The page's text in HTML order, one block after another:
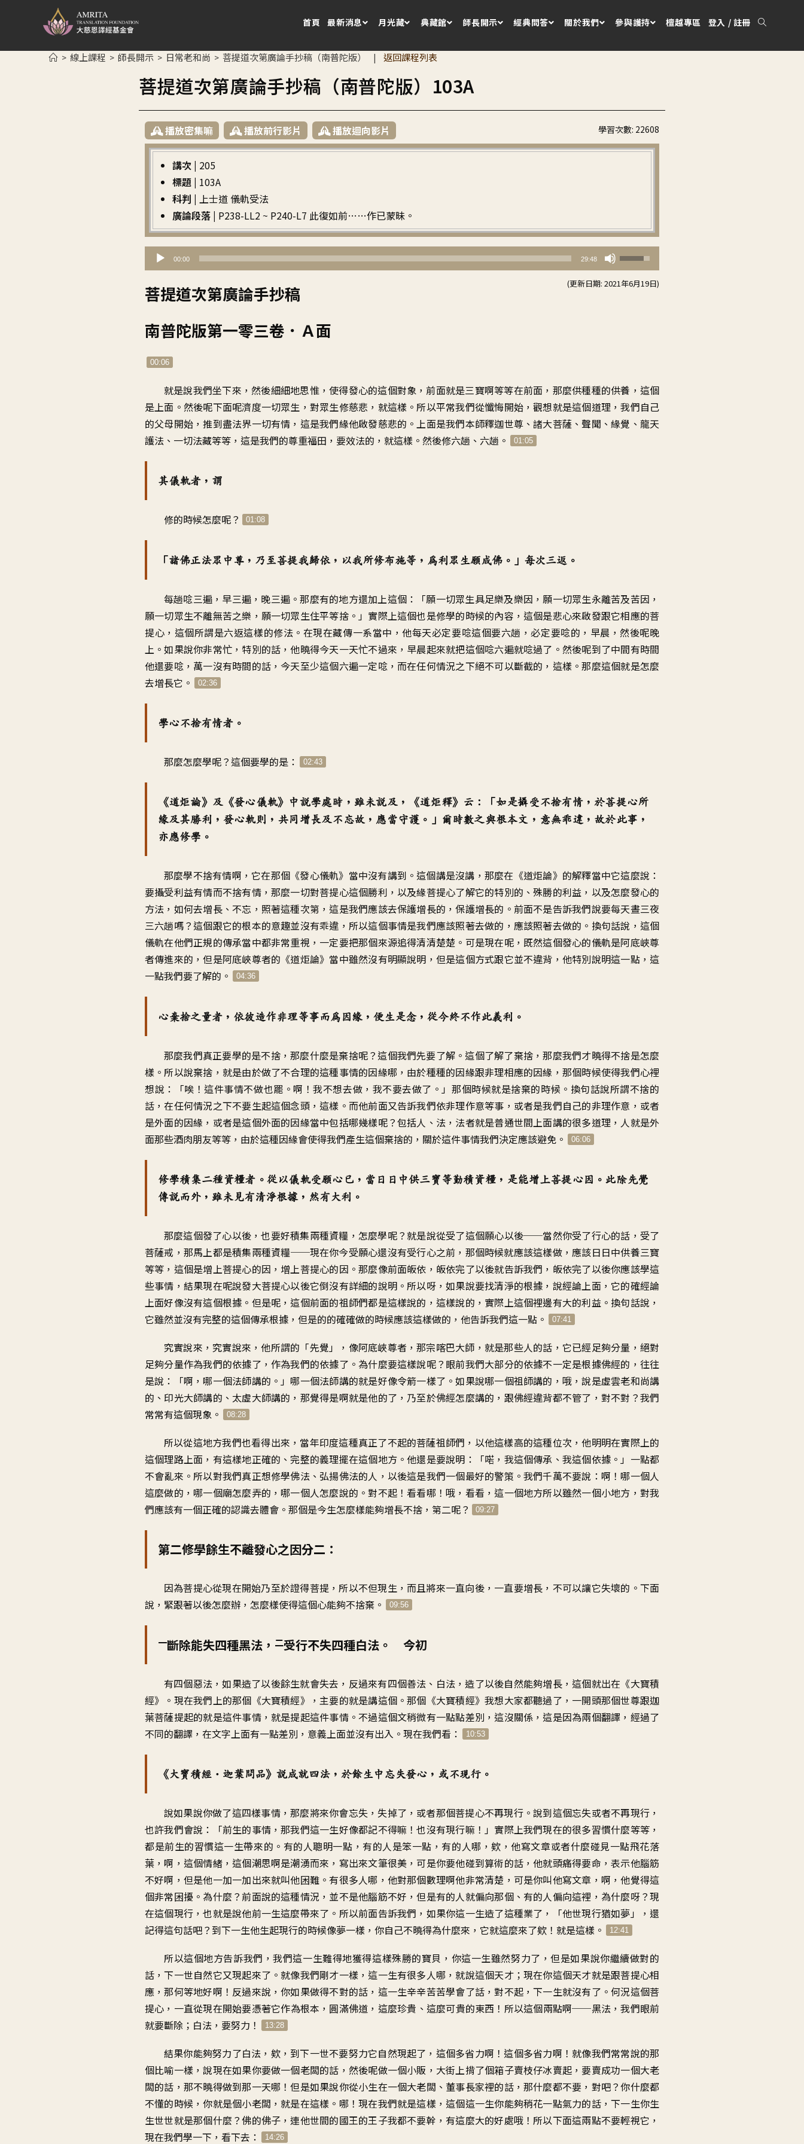
首頁 最新消息 月光藏 典藏館 師長開示 經典問答 關於我們 參與護持 檀越專區 登入 / 註冊
> 線上課程 > 師長開示 > 日常老和尚 > 菩提道次第廣論手抄稿（南普陀版） | 返回課程列表
菩提道次第廣論手抄稿（南普陀版）103A
播放密集嘛 播放前行影片 播放迴向影片 學習次數: 22608
繁中
講次 | 205
標題 | 103A
科判 | 上士道 儀軌受法
廣論段落 | P238-LL2 ~ P240-L7 此復如前……作已蒙昧。
訊
播
放
器
00:00 29:48
使
用
向
提
高
或
(更新日期: 2021年6月19日)
菩提道次第廣論手抄稿
南普陀版第一零三卷．Ａ面
00:06
就是說我們坐下來，然後細細地思惟，使得發心的這個對象，前面就是三寶啊等等在前面，那麼供種種的供養，這個
是上面。然後呢下面呢濟度一切眾生，對眾生修慈悲，就這樣。所以平常我們從懺悔開始，觀想就是這個道理，我們自己
的父母開始，推到盡法界一切有情，這是我們緣他啟發慈悲的。上面是我們本師釋迦世尊、諸大菩薩、聲聞、緣覺、龍天
護法、一切法藏等等，這是我們的尊重福田，要效法的，就這樣。然後修六趟、六趟。
01:05
其儀軌者，謂
修的時候怎麼呢？ 01:08
「諸佛正法眾中尊，乃至菩提我歸依，以我所修布施等，為利眾生願成佛。」每次三返。
每趟唸三遍，早三遍，晚三遍。那麼有的地方還加上這個：「願一切眾生具足樂及樂因，願一切眾生永離苦及苦因，
願一切眾生不離無苦之樂，願一切眾生住平等捨。」實際上這個也是修學的時候的內容，這個是悲心來啟發跟它相應的菩
提心，這個所謂是六返這樣的修法。在現在藏傳一系當中，他每天必定要唸這個要六趟，必定要唸的，早晨，然後呢晚
上。如果說你非常忙，特別的話，他曉得今天一天忙不過來，早晨起來就把這個唸六遍就唸過了。然後呢到了中間有時間
他還要唸，萬一沒有時間的話，今天至少這個六遍一定唸，而在任何情況之下絕不可以斷截的，這樣。那麼這個就是怎麼
去增長它。
02:36
學心不捨有情者。
那麼怎麼學呢？這個要學的是： 02:43
《道炬論》及《發心儀軌》中說學處時，雖未說及，《道炬釋》云：「如是攝受不捨有情，於菩提心所
緣及其勝利，發心軌則，共同增長及不忘故，應當守護。」爾時數之與根本文，意無乖違，故於此事，
亦應修學。
那麼學不捨有情啊，它在那個《發心儀軌》當中沒有講到。這個講是沒講，那麼在《道炬論》的解釋當中它這麼說：
要攝受利益有情而不捨有情，那麼一切對菩提心這個勝利，以及緣菩提心了解它的特別的、殊勝的利益，以及怎麼發心的
方法，如何去增長、不忘，照著這種次第，這是我們應該去保護增長的，保護增長的。前面不是告訴我們說要每天晝三夜
三六趟嗎？這個跟它的根本的意趣並沒有乖違，所以這個事情是我們應該照著去做的，應該照著去做的。換句話說，這個
儀軌在他們正規的傳承當中都非常重視，一定要把那個來源追得清清楚楚。可是現在呢，既然這個發心的儀軌是阿底峽尊
者傳進來的，但是阿底峽尊者的《道炬論》當中雖然沒有明顯說明，但是這個方式跟它並不違背，他特別說明這一點，這
一點我們要了解的。
04:36
心棄捨之量者，依彼造作非理等事而為因緣，便生是念，從今終不作此義利。
那麼我們真正要學的是不捨，那麼什麼是棄捨呢？這個我們先要了解。這個了解了棄捨，那麼我們才曉得不捨是怎麼
樣。所以說棄捨，就是由於做了不合理的這種事情的因緣哪，由於種種的因緣跟非理相應的因緣，那個時候使得我們心裡
想說：「唉！這件事情不做也罷。啊！我不想去做，我不要去做了。」那個時候就是捨棄的時候。換句話說所謂不捨的
話，在任何情況之下不要生起這個念頭，這樣。而他前面又告訴我們依非理作意等事，或者是我們自己的非理作意，或者
是外面的因緣，或者是這個外面的因緣當中包括哪幾樣呢？包括人、法，法者就是普通世間上面講的很多道理，人就是外
面那些酒肉朋友等等，由於這種因緣會使得我們產生這個棄捨的，關於這件事情我們決定應該避免。
06:06
修學積集二種資糧者。從以儀軌受願心已，當日日中供三寶等勤積資糧，是能增上菩提心因。此除先覺
傳說而外，雖未見有清淨根據，然有大利。
那麼這個發了心以後，也要好積集兩種資糧，怎麼學呢？就是說從受了這個願心以後──當然你受了行心的話，受了
菩薩戒，那馬上都是積集兩種資糧──現在你今受願心還沒有受行心之前，那個時候就應該這樣做，應該日日中供養三寶
等等，這個是增上菩提心的因，增上菩提心的因。那麼像前面皈依，皈依完了以後就告訴我們，皈依完了以後你應該學這
些事情，結果現在呢說發大菩提心以後它倒沒有詳細的說明。所以呀，如果說要找清淨的根據，說經論上面，它的確經論
上面好像沒有這個根據。但是呢，這個前面的祖師們都是這樣說的，這樣說的，實際上這個裡邊有大的利益。換句話說，
它雖然並沒有完整的這個傳承根據，但是的的確確做的時候應該這樣做的，他告訴我們這一點。
07:41
究實說來，究實說來，他所謂的「先覺」，像阿底峽尊者，那宗喀巴大師，就是那些人的話，它已經足夠分量，絕對
足夠分量作為我們的依據了，作為我們的依據了。為什麼要這樣說呢？眼前我們大部分的依據不一定是根據佛經的，往往
是說：「啊，哪一個法師講的。」哪一個法師講的就是好像令箭一樣了。如果說哪一個祖師講的，哦，說是虛雲老和尚講
的、印光大師講的、太虛大師講的，那覺得是啊就是他的了，乃至於佛經怎麼講的，跟佛經違背都不管了，對不對？我們
常常有這個現象。
08:28
所以從這地方我們也看得出來，當年印度這種真正了不起的菩薩祖師們，以他這樣高的這種位次，他明明在實際上的
這個理路上面，有這樣地正確的、完整的義理擺在這個地方。他還是要說明：「喏，我這個傳承、我這個依據。」一點都
不會亂來。所以對我們真正想修學佛法、弘揚佛法的人，以後這是我們一個最好的警策。我們千萬不要說：啊！哪一個人
這麼做的，哪一個廟怎麼弄的，哪一個人怎麼說的。對不起！看看哪！哦，看看，這一個地方所以雖然一個小地方，對我
們應該有一個正確的認識去體會。那個是今生怎麼樣能夠增長不捨，第二呢？
09:27
第二修學餘生不離發心之因分二：
因為菩提心從現在開始乃至於證得菩提，所以不但現生，而且將來一直向後，一直要增長，不可以讓它失壞的。下面
說，緊跟著以後怎麼辦，怎麼樣使得這個心能夠不捨棄。
09:56
一斷除能失四種黑法， 二受行不失四種白法。 今初
有四個惡法，如果造了以後餘生就會失去，反過來有四個善法、白法，造了以後自然能夠增長，這個就出在《大寶積
經》。現在我們上的那個《大寶積經》，主要的就是講這個。那個《大寶積經》我想大家都聽過了，一開頭那個世尊跟迦
葉菩薩提起的就是這件事情，就是提起這件事情。不過這個文稍微有一點點差別，這沒關係，這是因為兩個翻譯，經過了
不同的翻譯，在文字上面有一點差別，意義上面並沒有出入。現在我們看：
10:53
《大寶積經‧迦葉問品》說成就四法，於餘生中忘失發心，或不現行。
說如果說你做了這四樣事情，那麼將來你會忘失，失掉了，或者那個菩提心不再現行。說到這個忘失或者不再現行，
也許我們會說：「前生的事情，那我們這一生好像都記不得嘛！也沒有現行嘛！」實際上我們現在的很多習慣什麼等等，
都是前生的習慣這一生帶來的。有的人聰明一點，有的人是笨一點，有的人哪，欸，他寫文章或者什麼碰見一點飛花落
葉，啊，這個情緒，這個潮思啊是潮湧而來，寫出來文筆很美，可是你要他碰到算術的話，他就頭痛得要命，表示他腦筋
不好啊，但是他一加一加出來就叫他困難。有很多人哪，他對那個數理啊他非常清楚，可是你叫他寫文章，啊，他覺得這
個非常困擾。為什麼？前面說的這種情況，並不是他腦筋不好，但是有的人就偏向那個、有的人偏向這裡，為什麼呀？現
在這個現行，也就是說他前一生這麼帶來了。所以前面告訴我們，如果你這一生造了這種業了，「他世現行猶如夢」，還
記得這句話吧？到下一生他生起現行的時候像夢一樣，你自己不曉得為什麼來，它就這麼來了欸！就是這樣。
12:41
所以這個地方告訴我們，我們這一生難得地獲得這樣殊勝的寶貝，你這一生雖然努力了，但是如果說你繼續做對的
話，下一世自然它又現起來了。就像我們剛才一樣，這一生有很多人哪，就說這個天才；現在你這個天才就是跟菩提心相
應，那何等地好啊！反過來說，你如果做得不對的話，這一生辛辛苦苦學會了話，對不起，下一生就沒有了。何況這個菩
提心，一直從現在開始要憑著它作為根本，圓滿佛道，這麼珍貴、這麼可貴的東西！所以這個兩點啊──黑法，我們眼前
就要斷除；白法，要努力！
13:28
結果你能夠努力了白法，欸，到下一世不要努力它自然現起了，這個多省力啊！這個多省力啊！就像我們常常說的那
個比喻一樣，說現在如果你要做一個老闆的話，然後呢做一個小販，大街上揹了個箱子賣枝仔冰賣起，要賣成功一個大老
闆的話，那不曉得做到那一天哪！但是如果說你從小生在一個大老闆、董事長家裡的話，那什麼都不要，對吧？你什麼都
不懂的時候，你就是個小老闆，就是在這樣。哪！現在我們就是這樣，這個這一生你能夠稍花一點氣力的話，下一生你生
生世世就是那個什麼？佛的佛子，連他世間的國王的王子我都不要幹，有這麼大的好處哦！所以下面這兩點不要輕視它，
現在我們學一下，看下去：
14:26